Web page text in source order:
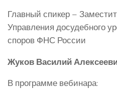
Главный спикер –
Управления досудебного
споров ФНС России
Жуков Василий
В программе вебинара: